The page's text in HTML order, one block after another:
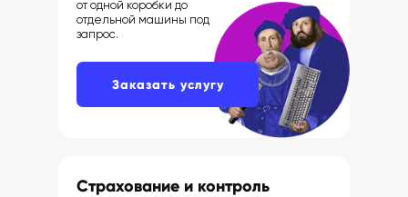
Заказать услугу
от одной коробки до
отдельной машины под
запрос.
Страхование и контроль